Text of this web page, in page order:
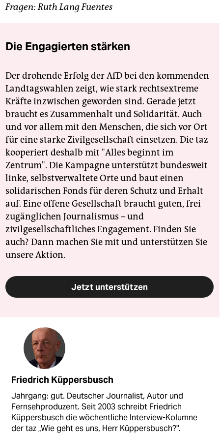
Fragen: Ruth Lang Fuentes
Die Engagierten stärken
Der drohende Erfolg der AfD bei den kommenden
Landtagswahlen zeigt, wie stark rechtsextreme
Kräfte inzwischen geworden sind. Gerade jetzt
braucht es Zusammenhalt und Solidarität. Auch
und vor allem mit den Menschen, die sich vor Ort
für eine starke Zivilgesellschaft einsetzen. Die taz
kooperiert deshalb mit "Alles beginnt im
Zentrum". Die Kampagne unterstützt bundesweit
linke, selbstverwaltete Orte und baut einen
solidarischen Fonds für deren Schutz und Erhalt
auf. Eine offene Gesellschaft braucht guten, frei
zugänglichen Journalismus – und
zivilgesellschaftliches Engagement. Finden Sie
auch? Dann machen Sie mit und unterstützen Sie
unsere Aktion.
Jetzt unterstützen
Friedrich Küppersbusch
Jahrgang: gut. Deutscher Journalist, Autor und
Fernsehproduzent. Seit 2003 schreibt Friedrich
Küppersbusch die wöchentliche Interview-Kolumne
der taz „Wie geht es uns, Herr Küppersbusch?".